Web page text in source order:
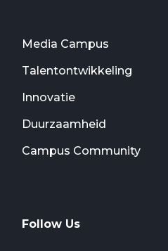
Media Campus
Talentontwikkeling
Innovatie
Duurzaamheid
Campus Community
Follow Us